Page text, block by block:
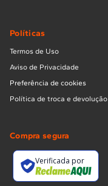
Políticas
Termos de Uso
Aviso de Privacidade
Preferência de cookies
Política de troca e devolução
Compra segura
Verificada por